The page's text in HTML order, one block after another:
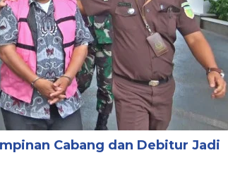
Cabang dan Debitur Jadi